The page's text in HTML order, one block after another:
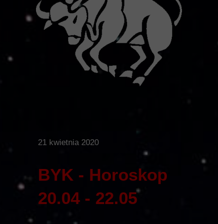
21 kwietnia 2020
BYK - Horoskop
20.04 - 22.05